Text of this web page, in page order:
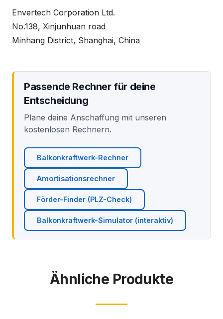
Envertech Corporation Ltd.
No.138, Xinjunhuan road
Minhang District, Shanghai, China
Passende Rechner für deine
Entscheidung
Plane deine Anschaffung mit unseren
kostenlosen Rechnern.
Balkonkraftwerk-Rechner
Amortisationsrechner
Förder-Finder (PLZ-Check)
Balkonkraftwerk-Simulator (interaktiv)
Ähnliche Produkte